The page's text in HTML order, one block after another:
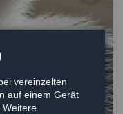
vereinzelten
auf einem Gerät
Weitere